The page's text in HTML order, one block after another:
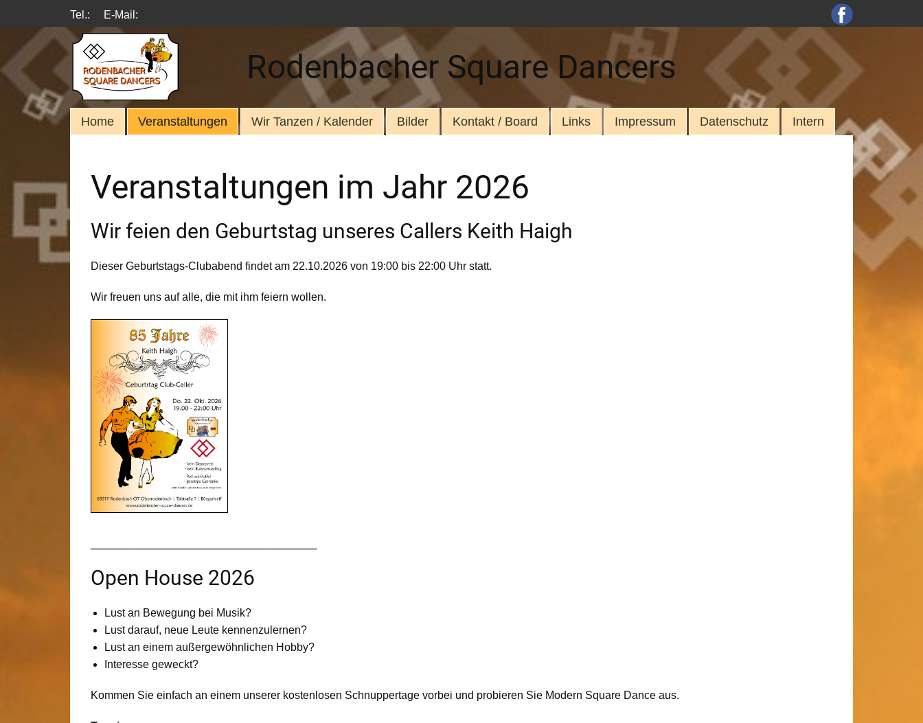
Tel.: E-Mail:
Rodenbacher Square Dancers
Home Veranstaltungen Wir Tanzen / Kalender Bilder Kontakt / Board Links Impressum Datenschutz Intern
Veranstaltungen im Jahr 2026
Wir feien den Geburtstag unseres Callers Keith Haigh
Dieser Geburtstags-Clubabend findet am 22.10.2026 von 19:00 bis 22:00 Uhr statt.
Wir freuen uns auf alle, die mit ihm feiern wollen.
Open House 2026
Lust an Bewegung bei Musik?
Lust darauf, neue Leute kennenzulernen?
Lust an einem außergewöhnlichen Hobby?
Interesse geweckt?
Kommen Sie einfach an einem unserer kostenlosen Schnuppertage vorbei und probieren Sie Modern Square Dance aus.